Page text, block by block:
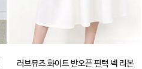
러브뮤즈 화이트 반오픈 핀턱 넥 리본